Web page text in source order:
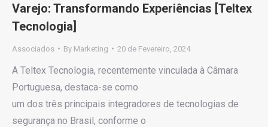
Varejo: Transformando Experiências [Teltex
Tecnologia]
Associados By Marketing 20 de Fevereiro, 2024
A Teltex Tecnologia, recentemente vinculada à Câmara
Portuguesa, destaca-se como
um dos três principais integradores de tecnologias de
segurança no Brasil, conforme o